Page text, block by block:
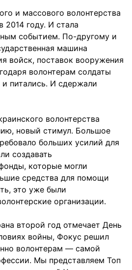
и массового волонтерства
2014 году. И стала
событием. По-другому и
машина
войск, поставок вооружения
волонтерам солдаты
питались. И сдержали
волонтерства
новый стимул. Большое
больших усилий для
создавать
которые могли
средства для помощи
это уже были
организации.
второй год отмечает День
войны, Фокус решил
волонтерам — самой
Мы представляем Топ